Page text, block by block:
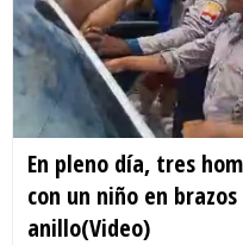
En pleno día, tres
con un niño en
anillo(Video)